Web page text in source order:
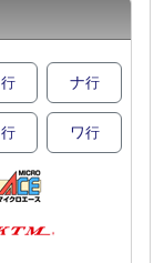
行 ナ行
行 ワ行